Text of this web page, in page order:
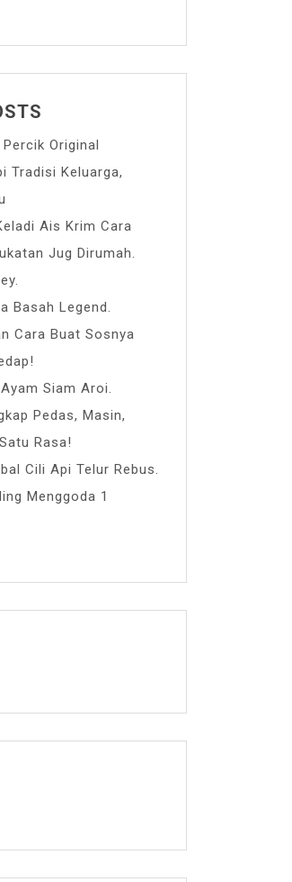
Original
Tradisi Keluarga,
Ais Krim Cara
Jug Dirumah.
Basah Legend.
Cara Buat Sosnya
Siam Aroi.
Pedas, Masin,
Rasa!
Cili Api Telur Rebus.
Menggoda 1